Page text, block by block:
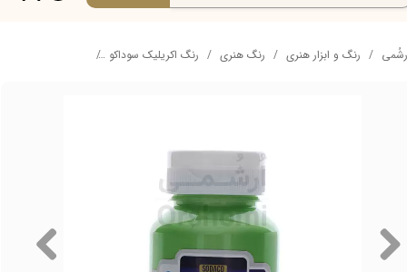
رنگ و ابزار هنری رنگ هنری رنگ اکریلیک سوداکو